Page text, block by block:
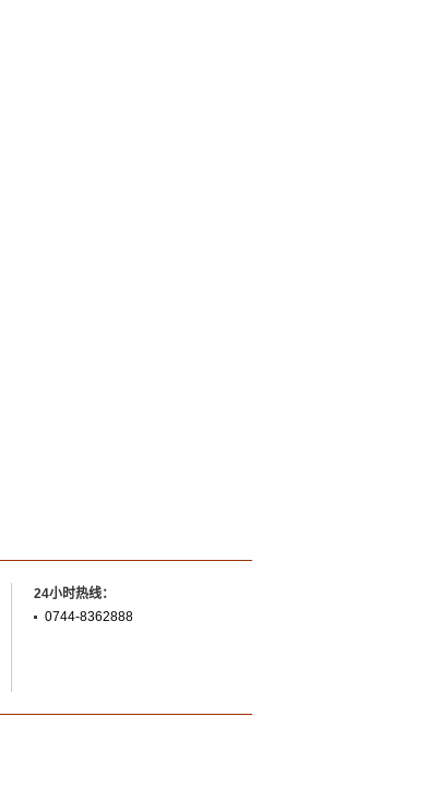
24小时热线：
0744-8362888